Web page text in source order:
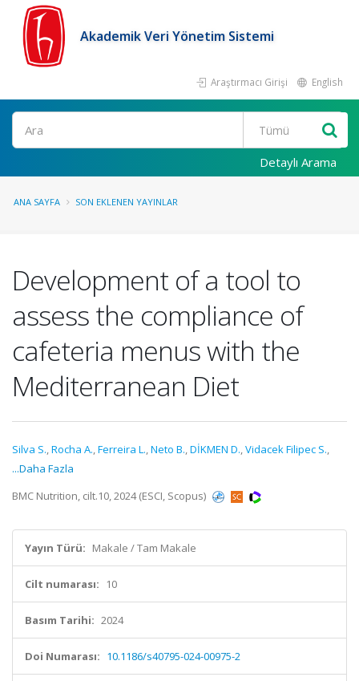
Akademik Veri Yönetim Sistemi
Araştırmacı Girişi English
Ara
Detaylı Arama
ANA SAYFA SON EKLENEN YAYINLAR
Development of a tool to
assess the compliance of
cafeteria menus with the
Mediterranean Diet
Silva S.,Rocha A.,Ferreira L.,Neto B.,DİKMEN D.,Vidacek Filipec S.,
...Daha Fazla
BMC Nutrition, cilt.10, 2024 (ESCI, Scopus)
Yayın Türü: Makale / Tam Makale
Cilt numarası: 10
Basım Tarihi: 2024
Doi Numarası: 10.1186/s40795-024-00975-2